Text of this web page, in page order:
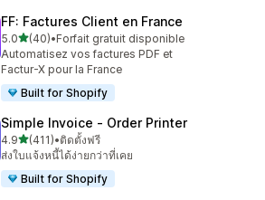
FF: Factures Client en France
5.0เต็ม 5 ดาว
(40)
ทั้งหมด 40 รีวิว
•Forfait gratuit disponible
Automatisez vos factures PDF et
Factur-X pour la France
Built for Shopify
Simple Invoice ‑ Order Printer
4.9เต็ม 5 ดาว
(411)
ทั้งหมด 411 รีวิว
•ติดตั้งฟรี
ส่งใบแจ้งหนี้ได้ง่ายกว่าที่เคย
Built for Shopify